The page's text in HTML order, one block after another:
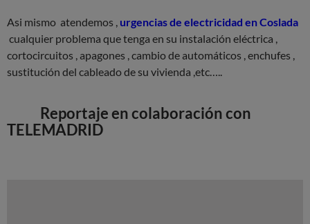
Asi mismo atendemos , urgencias de electricidad en Coslada
cualquier problema que tenga en su instalación eléctrica ,
cortocircuitos , apagones , cambio de automáticos , enchufes ,
sustitución del cableado de su vivienda ,etc…..
Reportaje en colaboración con
TELEMADRID